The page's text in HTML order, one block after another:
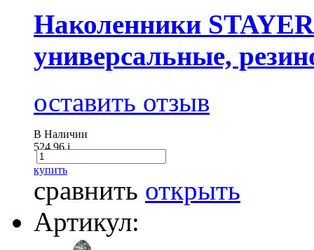
Наколенники
универсальные,
оставить отзыв
В Наличии
524.96i
купить
сравнить открыть
Артикул: